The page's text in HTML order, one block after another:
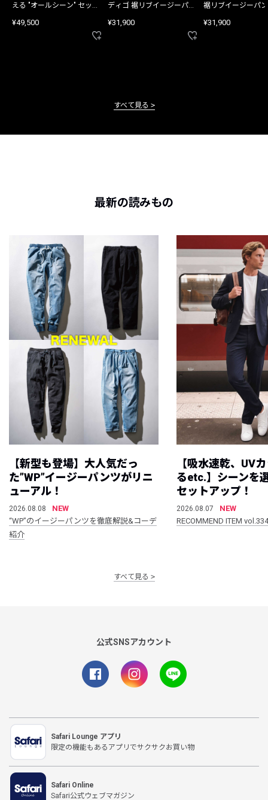
える "オールシーン" セット
¥49,500
ディゴ 裾リブイージーパン
¥31,900
裾リブイージーパ
¥31,900
すべて見る
最新の読みもの
【新型も登場】大人気だっ
た”WP”イージーパンツがリニ
ューアル！
2026.08.08
NEW
“WP”のイージーパンツを徹底解説&コーデ
紹介
【吸水速乾、UV
るetc.】シーンを
セットアップ！
2026.08.07
NEW
RECOMMEND ITEM vol.334
すべて見る
公式SNSアカウント
Safari Lounge アプリ
限定の機能もあるアプリでサクサクお買い物
Safari Online
Safari公式ウェブマガジン